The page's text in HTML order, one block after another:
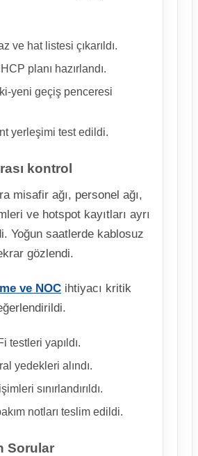
ve hat listesi çıkarıldı.
planı hazırlandı.
yeni geçiş penceresi
yerleşimi test edildi.
kontrol
misafir ağı, personel ağı,
ve hotspot kayıtları ayrı
Yoğun saatlerde kablosuz
gözlendi.
ve NOC ihtiyacı kritik
testleri yapıldı.
yedekleri alındı.
sınırlandırıldı.
notları teslim edildi.
Sorular